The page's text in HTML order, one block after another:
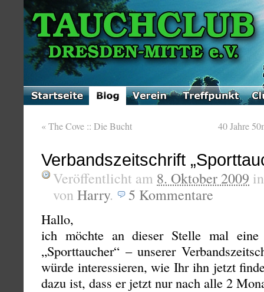
«The Cove :: Die Bucht 40 Jahre
Verbandszeitschrift
Veröffentlicht am 8. Oktober 2009
von Harry. 5 Kommentare
Hallo,
ich möchte an dieser Stelle mal eine
„Sporttaucher“ – unserer
würde interessieren, wie Ihr ihn jetzt
dazu ist, dass er jetzt nur nach alle 2